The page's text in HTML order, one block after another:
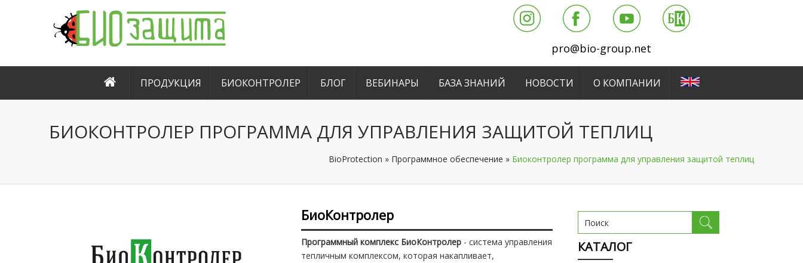
pro@bio-group.net
ПРОДУКЦИЯ БИОКОНТРОЛЕР БЛОГ ВЕБИНАРЫ БАЗА ЗНАНИЙ НОВОСТИ О КОМПАНИИ
БИОКОНТРОЛЕР ПРОГРАММА ДЛЯ УПРАВЛЕНИЯ ЗАЩИТОЙ ТЕПЛИЦ
BioProtection » Программное обеспечение » Биоконтролер программа для управления защитой теплиц
БиоКонтролер
Программный комплекс БиоКонтролер - система управления
тепличным комплексом, которая накапливает,
КАТАЛОГ